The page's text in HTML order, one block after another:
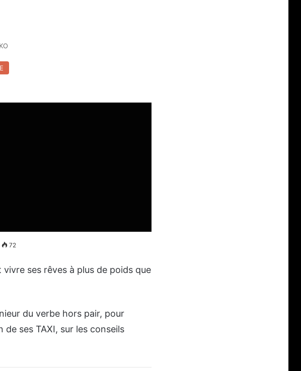
72
ses rêves à plus de poids que
du verbe hors pair, pour
de ses TAXI, sur les conseils